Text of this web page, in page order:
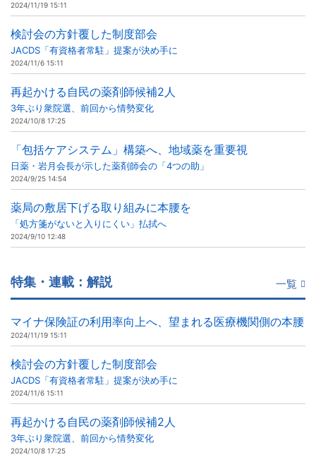
2024/11/19 15:11
検討会の方針覆した制度部会
JACDS「有資格者常駐」提案が決め手に
2024/11/6 15:11
再起かける自民の薬剤師候補2人
3年ぶり衆院選、前回から情勢変化
2024/10/8 17:25
「包括ケアシステム」構築へ、地域薬を重要視
日薬・岩月会長が示した薬剤師会の「4つの助」
2024/9/25 14:54
薬局の敷居下げる取り組みに本腰を
「処方箋がないと入りにくい」払拭へ
2024/9/10 12:48
特集・連載：解説 一覧
マイナ保険証の利用率向上へ、望まれる医療機関側の本腰
2024/11/19 15:11
検討会の方針覆した制度部会
JACDS「有資格者常駐」提案が決め手に
2024/11/6 15:11
再起かける自民の薬剤師候補2人
3年ぶり衆院選、前回から情勢変化
2024/10/8 17:25